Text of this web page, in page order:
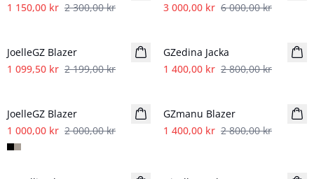
1 150,00 kr 2 300,00 kr
3 000,00 kr 6 000,00 kr
JoelleGZ Blazer
1 099,50 kr 2 199,00 kr
GZedina Jacka
1 400,00 kr 2 800,00 kr
JoelleGZ Blazer
1 000,00 kr 2 000,00 kr
GZmanu Blazer
1 400,00 kr 2 800,00 kr
- 50%